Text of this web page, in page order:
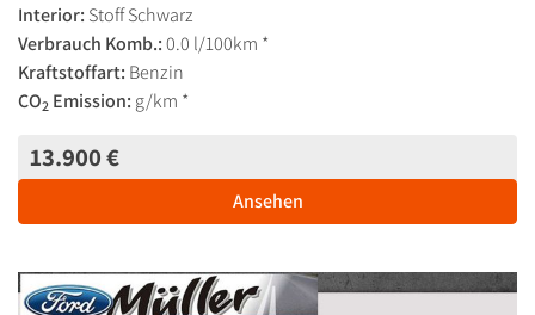
Interior: Stoff Schwarz
Verbrauch Komb.:0.0 l/100km *
Kraftstoffart: Benzin
CO2 Emission: g/km *
13.900 €
Ansehen